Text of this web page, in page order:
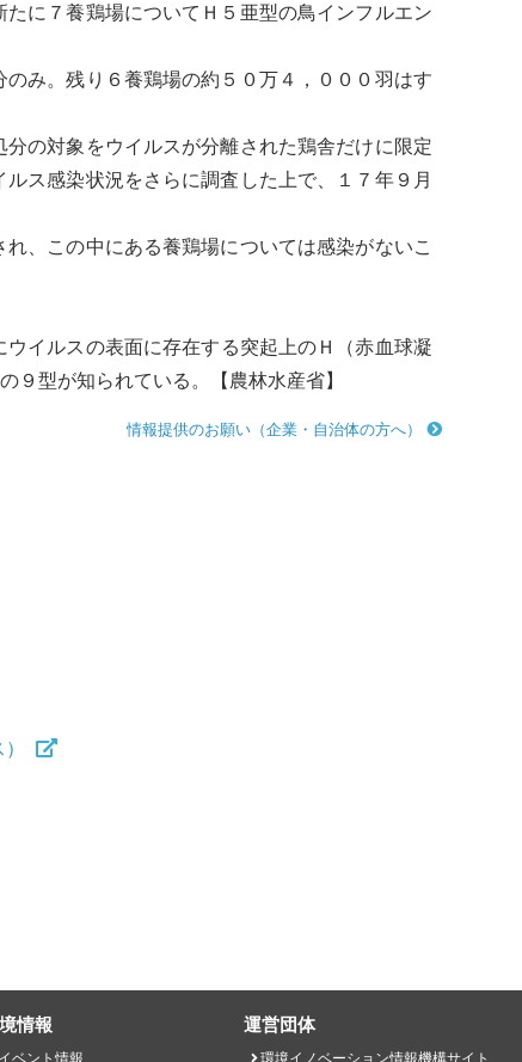
に７養鶏場についてＨ５亜型の鳥インフルエン
み。残り６養鶏場の約５０万４，０００羽はす
分の対象をウイルスが分離された鶏舎だけに限定
ルス感染状況をさらに調査した上で、１７年９月
、この中にある養鶏場については感染がないこ
ウイルスの表面に存在する突起上のＨ（赤血球凝
９型が知られている。【農林水産省】
情報提供のお願い（企業・自治体の方へ）
情報
イベント情報
運営団体
環境イノベーション情報機構サイト